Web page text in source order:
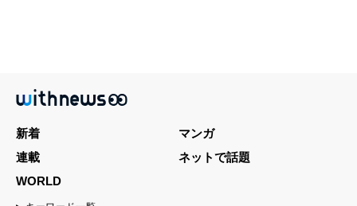
新着
マンガ
連載
ネットで話題
WORLD